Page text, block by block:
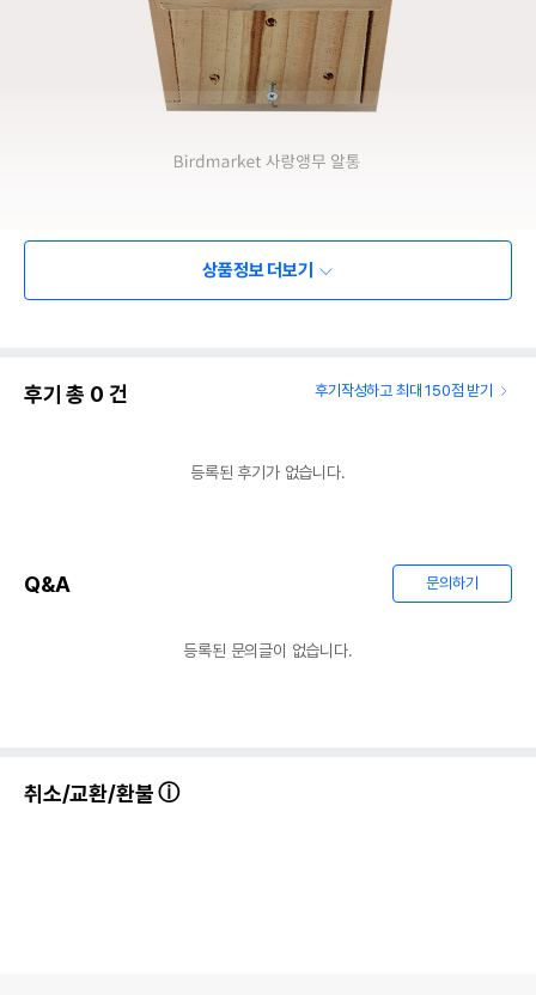
상품정보 더보기
후기 총 0 건 후기작성하고 최대 150점 받기
등록된 후기가 없습니다.
Q&A 문의하기
등록된 문의글이 없습니다.
취소/교환/환불